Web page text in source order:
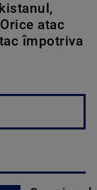
atac
împotriva